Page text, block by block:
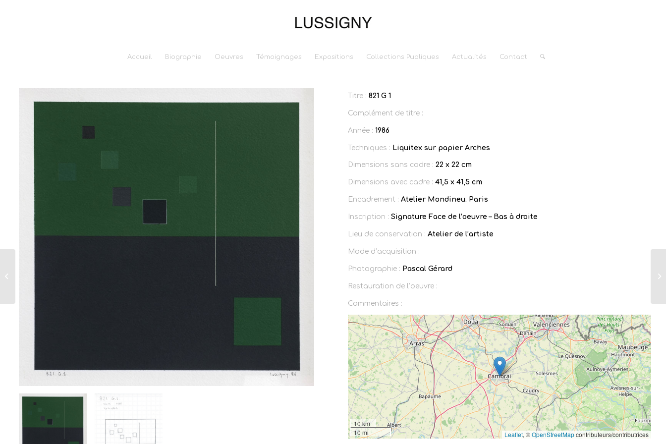
Accueil Biographie Oeuvres Témoignages Expositions Collections Publiques Actualités Contact
Titre : 821 G 1
Complément de titre :
Année : 1986
Techniques : Liquitex sur papier Arches
Dimensions sans cadre : 22 x 22 cm
Dimensions avec cadre : 41,5 x 41,5 cm
Encadrement : Atelier Mondineu. Paris
Inscription : Signature Face de l’oeuvre – Bas à droite
Lieu de conservation : Atelier de l’artiste
Mode d’acquisition :
Photographie : Pascal Gérard
Restauration de l’oeuvre :
Commentaires :
10 km
10 mi
Leaflet, ©OpenStreetMapcontributeurs/contributrices